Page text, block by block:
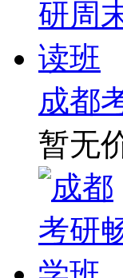
成都
暂无